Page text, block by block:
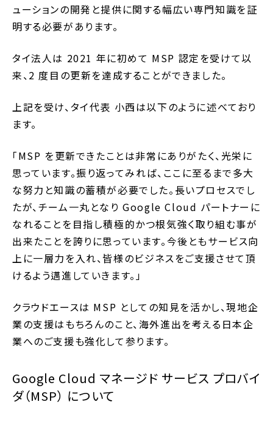
ューションの開発と提供に関する幅広い専門知識を証
明する必要があります。
タイ法人は 2021 年に初めて MSP 認定を受けて以
来、2 度目の更新を達成することができました。
上記を受け、タイ代表 小西は以下のように述べており
ます。
「MSP を更新できたことは非常にありがたく、光栄に
思っています。振り返ってみれば、ここに至るまで多大
な努力と知識の蓄積が必要でした。長いプロセスでし
たが、チーム一丸となり Google Cloud パートナーに
なれることを目指し積極的かつ根気強く取り組む事が
出来たことを誇りに思っています。今後ともサービス向
上に一層力を入れ、皆様のビジネスをご支援させて頂
けるよう邁進していきます。」
クラウドエースは MSP としての知見を活かし、現地企
業の支援はもちろんのこと、海外進出を考える日本企
業へのご支援も強化して参ります。
Google Cloud マネージド サービス プロバイ
ダ（MSP） について